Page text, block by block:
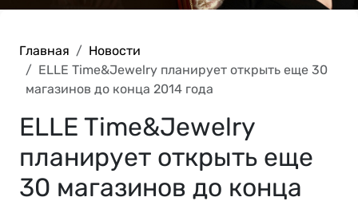
Главная
Новости
ELLE Time&Jewelry планирует открыть еще 30
магазинов до конца 2014 года
ELLE Time&Jewelry
планирует открыть еще
30 магазинов до конца